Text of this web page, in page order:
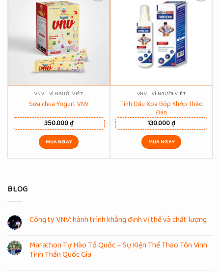
Thêm Yêu Thích
VNV - VÌ NGƯỜI VIỆT
Sữa chua Yogurt VNV
350.000₫
MUA NGAY
Thêm Yêu Thích
VNV - VÌ NGƯỜI VIỆT
Tinh Dầu Xoa Bóp Khớp Thảo
Đan
130.000₫
MUA NGAY
BLOG
Công ty VNV: hành trình khẳng định vị thế và chất lượng
Marathon Tự Hào Tổ Quốc – Sự Kiện Thể Thao Tôn Vinh
Tinh Thần Quốc Gia